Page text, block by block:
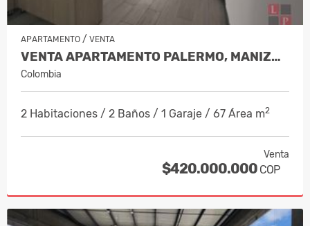
APARTAMENTO / VENTA
VENTA APARTAMENTO PALERMO, MANIZALE…
Colombia
2 Habitaciones / 2 Baños / 1 Garaje / 67 Área m2
Venta
$420.000.000 COP